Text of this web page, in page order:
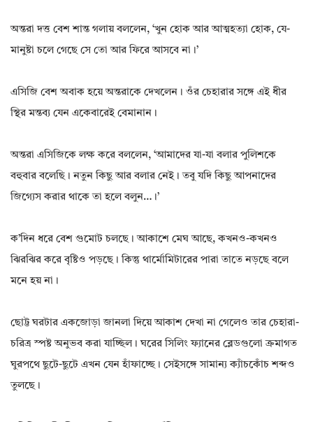
অন্তরা দত্ত বেশ শান্ত গলায় বললেন, ‘খুন হোক আর আত্মহত্যা হোক, যে-
মানুষ্টা চলে গেছে সে তো আর ফিরে আসবে না।’
এসিজি বেশ অবাক হয়ে অন্তরাকে দেখলেন। ওঁর চেহারার সঙ্গে এই ধীর
স্থির মন্তব্য যেন একেবারেই বেমানান।
অন্তরা এসিজিকে লক্ষ করে বললেন, ‘আমাদের যা-যা বলার পুলিশকে
বহুবার বলেছি। নতুন কিছু আর বলার নেই। তবু যদি কিছু আপনাদের
জিগ্যেস করার থাকে তা হলে বলুন…।’
ক’দিন ধরে বেশ গুমোট চলছে। আকাশে মেঘ আছে, কখনও-কখনও
ঝিরঝির করে বৃষ্টিও পড়ছে। কিন্তু থার্মোমিটারের পারা তাতে নড়ছে বলে
মনে হয় না।
ছোট্ট ঘরটার একজোড়া জানলা দিয়ে আকাশ দেখা না গেলেও তার চেহারা-
চরিত্র স্পষ্ট অনুভব করা যাচ্ছিল। ঘরের সিলিং ফ্যানের ব্লেডগুলো ক্রমাগত
ঘুরপথে ছুটে-ছুটে এখন যেন হাঁফাচ্ছে। সেইসঙ্গে সামান্য ক্যাঁচকোঁচ শব্দও
তুলছে।